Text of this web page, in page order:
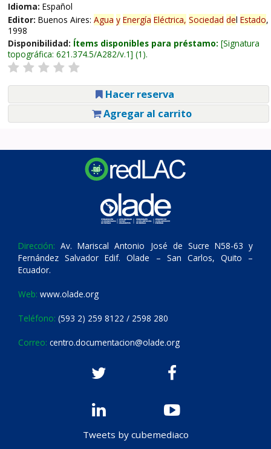
Idioma: Español
Editor: Buenos Aires: Agua y Energía Eléctrica, Sociedad del Estado,
1998
Disponibilidad: Ítems disponibles para préstamo: Signatura
topográfica: 621.374.5/A282/v.1 (1).
Hacer reserva
Agregar al carrito
Dirección: Av. Mariscal Antonio José de Sucre N58-63 y
Fernández Salvador Edif. Olade – San Carlos, Quito –
Ecuador.
Web: www.olade.org
Teléfono: (593 2) 259 8122 / 2598 280
Correo: centro.documentacion@olade.org
Tweets by cubemediaco